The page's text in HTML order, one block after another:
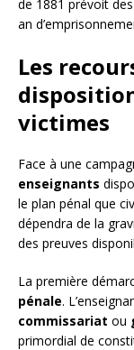
de 1881 prévoit
an
Les
victimes
Face à une
enseignants
le plan pénal que
dépendra de la
des preuves
La première
pénale.
commissariat ou
primordial de